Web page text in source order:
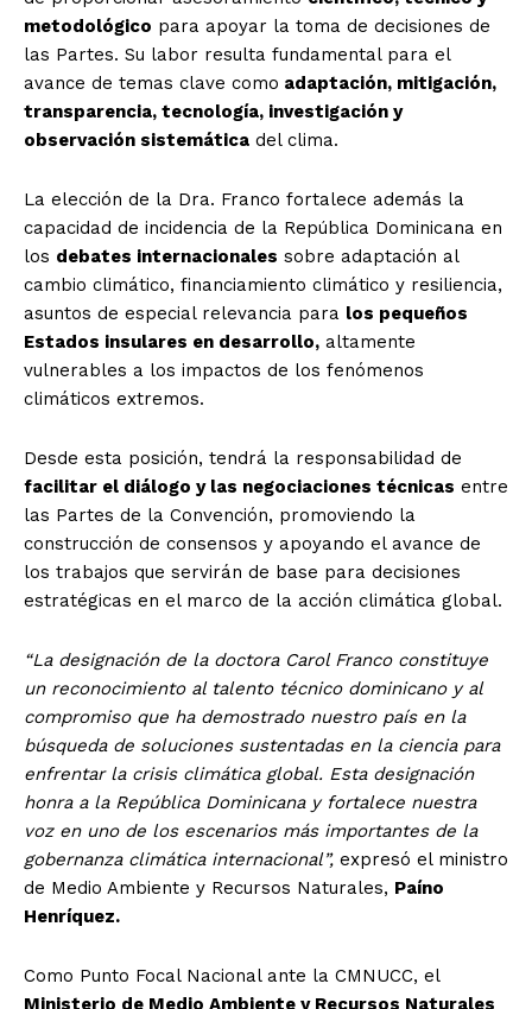
metodológico para apoyar la toma de decisiones de
las Partes. Su labor resulta fundamental para el
avance de temas clave como adaptación, mitigación,
transparencia, tecnología, investigación y
observación sistemática del clima.
La elección de la Dra. Franco fortalece además la
capacidad de incidencia de la República Dominicana en
los debates internacionales sobre adaptación al
cambio climático, financiamiento climático y resiliencia,
asuntos de especial relevancia para los pequeños
Estados insulares en desarrollo, altamente
vulnerables a los impactos de los fenómenos
climáticos extremos.
Desde esta posición, tendrá la responsabilidad de
facilitar el diálogo y las negociaciones técnicas entre
las Partes de la Convención, promoviendo la
construcción de consensos y apoyando el avance de
los trabajos que servirán de base para decisiones
estratégicas en el marco de la acción climática global.
“La designación de la doctora Carol Franco constituye
un reconocimiento al talento técnico dominicano y al
compromiso que ha demostrado nuestro país en la
búsqueda de soluciones sustentadas en la ciencia para
enfrentar la crisis climática global. Esta designación
honra a la República Dominicana y fortalece nuestra
voz en uno de los escenarios más importantes de la
gobernanza climática internacional”, expresó el ministro
de Medio Ambiente y Recursos Naturales, Paíno
Henríquez.
Como Punto Focal Nacional ante la CMNUCC, el
Ministerio de Medio Ambiente y Recursos Naturales